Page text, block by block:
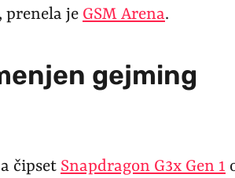
prenela je GSM Arena.
gejming
čipset Snapdragon G3x Gen 1